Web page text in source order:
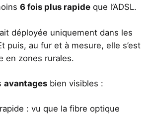
6 fois plus rapide que l’ADSL.
déployée uniquement dans les
puis, au fur et à mesure, elle s’est
en zones rurales.
avantages bien visibles :
: vu que la fibre optique